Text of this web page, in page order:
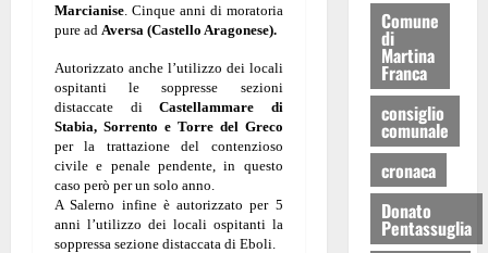
Marcianise . Cinque anni di moratoria
pure ad Aversa (Castello Aragonese).
Autorizzato anche l’utilizzo dei locali
ospitanti le soppresse sezioni
distaccate diCastellammare di
Stabia, Sorrento e Torre del Greco
per la trattazione del contenzioso
civile e penale pendente, in questo
caso però per un solo anno.
A Salerno infine è autorizzato per 5
anni l’utilizzo dei locali ospitanti la
soppressa sezione distaccata di Eboli.
Comune
di
Martina
Franca
consiglio
comunale
cronaca
Donato
Pentassuglia